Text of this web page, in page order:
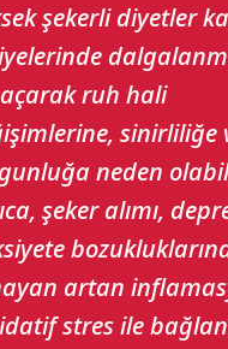
şekerli diyetler
ruh hali
sinirliliğe
neden
şeker alımı,
artan
stres ile